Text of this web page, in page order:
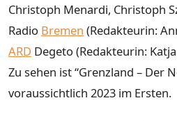
Christoph Menardi, Christoph
Radio Bremen (Redakteurin:
ARD Degeto (Redakteurin:
Zu sehen ist “Grenzland – Der
voraussichtlich 2023 im Ersten.